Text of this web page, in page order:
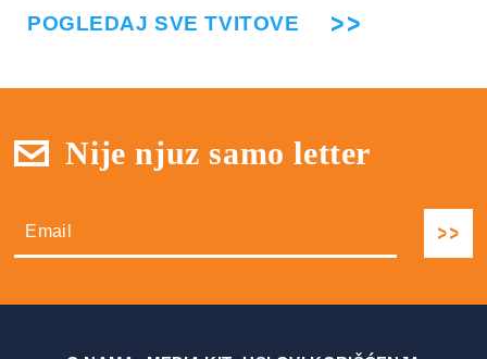
POGLEDAJ SVE TVITOVE
Nije njuz samo letter